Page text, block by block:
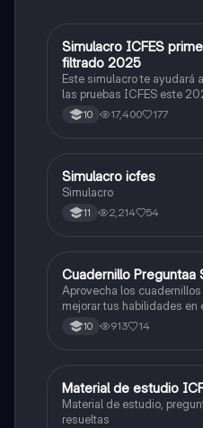
ICFES: Matemáticas
Simulacro ICFES
filtrado 2025
Este simulacro te ayudará
las pruebas ICFES este
500/500. Y poder ser
quieras, estudiar la
10 17,400 177
ICFES: Lectura Crítica
Simulacro icfes
Simulacro
11 2,214 54
ICFES: Inglés
Cuadernillo Preguntaa
Aprovecha los
mejorar tus habilidades en
Prueba Saber 11. 🫡
10 913 14
ICFES: Matemáticas
Material de estudio
Material de estudio,
resueltas